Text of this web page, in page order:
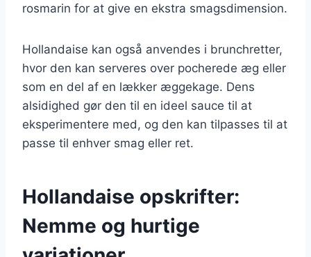
rosmarin for at give en ekstra smagsdimension.
Hollandaise kan også anvendes i brunchretter,
hvor den kan serveres over pocherede æg eller
som en del af en lækker æggekage. Dens
alsidighed gør den til en ideel sauce til at
eksperimentere med, og den kan tilpasses til at
passe til enhver smag eller ret.
Hollandaise opskrifter:
Nemme og hurtige